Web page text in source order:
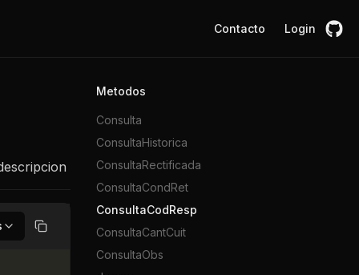
Contacto Login
Copiar
Metodos
Consulta
ConsultaHistorica
ConsultaRectificada
ConsultaCondRet
ConsultaCodResp
ConsultaCantCuit
ConsultaObs